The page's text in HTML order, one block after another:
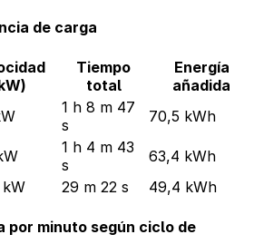
de carga
Tiempo
total
Energía
añadida
1 h 8 m 47
s
70,5 kWh
1 h 4 m 43
s
63,4 kWh
29 m 22 s 49,4 kWh
por minuto según ciclo de